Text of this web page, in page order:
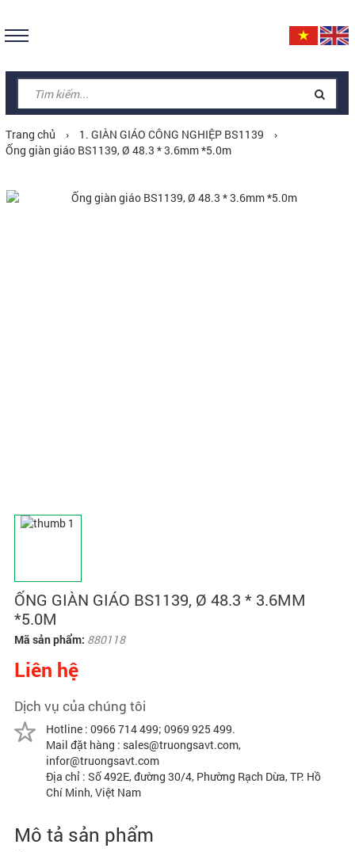
Trang chủ › 1. GIÀN GIÁO CÔNG NGHIỆP BS1139
›
Ống giàn giáo BS1139, Ø 48.3 * 3.6mm *5.0m
ỐNG GIÀN GIÁO BS1139, Ø 48.3 * 3.6MM
*5.0M
Mã sản phẩm: 880118
Liên hệ
Dịch vụ của chúng tôi
Hotline : 0966 714 499; 0969 925 499.
Mail đặt hàng : sales@truongsavt.com,
infor@truongsavt.com
Địa chỉ : Số 492E, đường 30/4, Phường Rạch Dừa, TP. Hồ
Chí Minh, Việt Nam
Mô tả sản phẩm